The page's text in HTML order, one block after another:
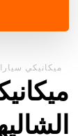
ميكانيكي